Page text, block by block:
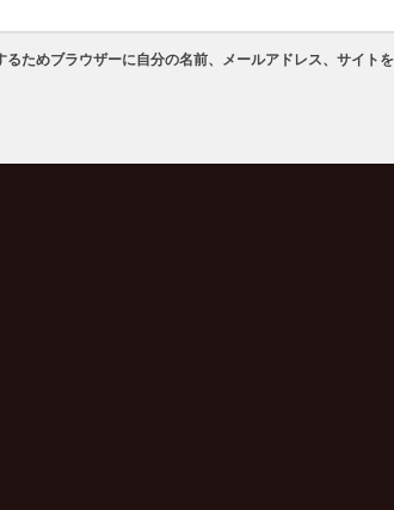
ためブラウザーに自分の名前、メールアドレス、サイトを